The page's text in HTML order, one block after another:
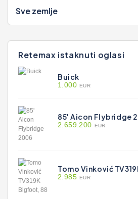
Sve zemlje
Retemax istaknuti oglasi
Buick
1.000 EUR
85' Aicon Flybridge
2.659.200 EUR
Tomo Vinković
2.985 EUR